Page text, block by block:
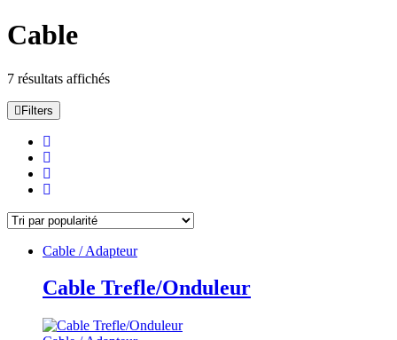
Cable
7 résultats affichésTrié
Filters
Cable / Adapteur
Cable Trefle/Onduleur